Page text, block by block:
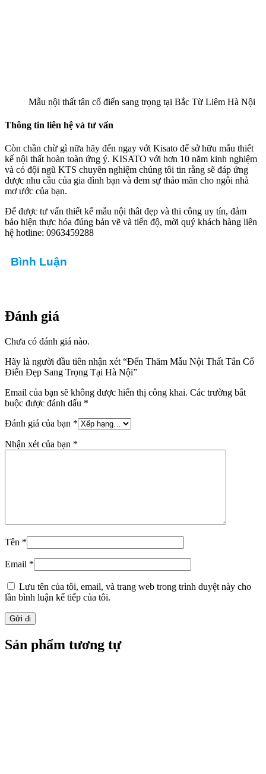
Mẫu nội thất tân cổ điển sang trọng tại Bắc Từ Liêm Hà Nội
Thông tin liên hệ và tư vấn
Còn chần chừ gì nữa hãy đến ngay với Kisato để sở hữu mẫu thiết
kế nội thất hoàn toàn ứng ý. KISATO với hơn 10 năm kinh nghiệm
và có đội ngũ KTS chuyên nghiệm chúng tôi tin rằng sẽ đáp ứng
được nhu cầu của gia đình bạn và đem sự thảo mãn cho ngôi nhà
mơ ước của bạn.
Để được tư vấn thiết kế mẫu nội thât đẹp và thi công uy tín, đảm
bảo hiện thực hóa đúng bản vẽ và tiến độ, mời quý khách hàng liên
hệ hotline: 0963459288
Bình Luận
Đánh giá
Chưa có đánh giá nào.
Hãy là người đầu tiên nhận xét “Đến Thăm Mẫu Nội Thất Tân Cổ
Điển Đẹp Sang Trọng Tại Hà Nội”
Email của bạn sẽ không được hiển thị công khai. Các trường bắt
buộc được đánh dấu *
Đánh giá của bạn *
Nhận xét của bạn *
Tên *
Email *
Lưu tên của tôi, email, và trang web trong trình duyệt này cho
lần bình luận kế tiếp của tôi.
Sản phẩm tương tự